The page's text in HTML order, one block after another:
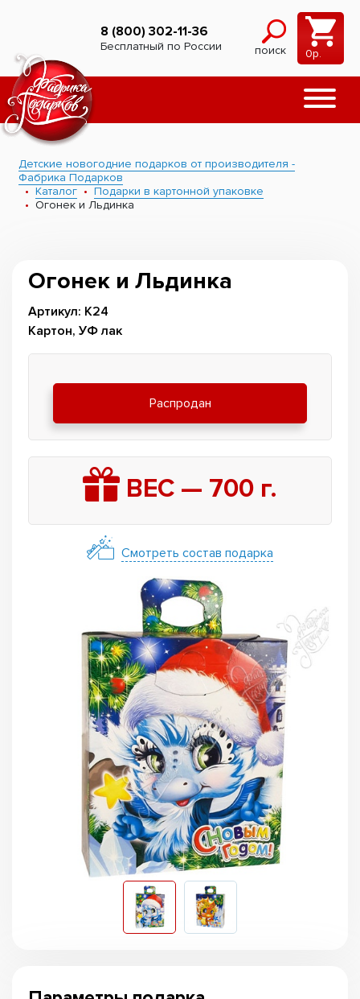
8 (800) 302-11-36
Бесплатный по России поиск 0р.
Детские новогодние подарков от производителя -
Фабрика Подарков
Каталог
Подарки в картонной упаковке
Огонек и Льдинка
Огонек и Льдинка
Артикул: К24
Картон, УФ лак
Распродан
ВЕС — 700 г.
Смотреть состав подарка